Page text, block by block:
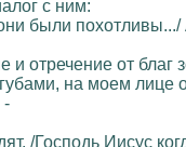
с ним:
были
и отречение от благ
на моем лице
-
/Господь Иисус